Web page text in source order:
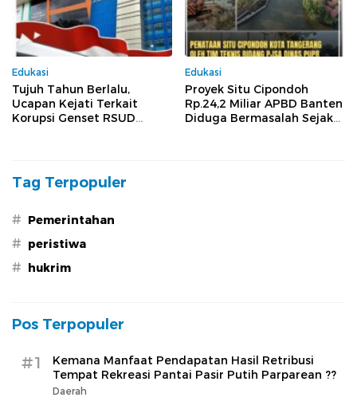
Edukasi
Tujuh Tahun Berlalu,
Ucapan Kejati Terkait
Korupsi Genset RSUD
Edukasi
Proyek Situ Cipondoh
Rp.24,2 Miliar APBD Banten
Diduga Bermasalah Sejak
Tag Terpopuler
# Pemerintahan
# peristiwa
# hukrim
Pos Terpopuler
#1
Kemana Manfaat Pendapatan Hasil Retribusi
Tempat Rekreasi Pantai Pasir Putih Parparean ??
Daerah